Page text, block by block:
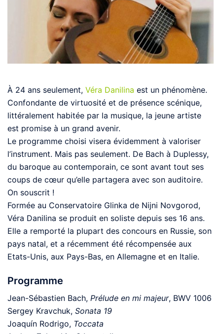
À 24 ans seulement, Véra Danilina est un phénomène.
Confondante de virtuosité et de présence scénique,
littéralement habitée par la musique, la jeune artiste
est promise à un grand avenir.
Le programme choisi visera évidemment à valoriser
l’instrument. Mais pas seulement. De Bach à Duplessy,
du baroque au contemporain, ce sont avant tout ses
coups de cœur qu’elle partagera avec son auditoire.
On souscrit !
Formée au Conservatoire Glinka de Nijni Novgorod,
Véra Danilina se produit en soliste depuis ses 16 ans.
Elle a remporté la plupart des concours en Russie, son
pays natal, et a récemment été récompensée aux
Etats-Unis, aux Pays-Bas, en Allemagne et en Italie.
Programme
Jean-Sébastien Bach, Prélude en mi majeur, BWV 1006
Sergey Kravchuk, Sonata 19
Joaquín Rodrigo, Toccata